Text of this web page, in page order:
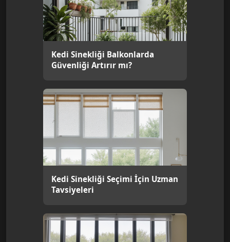
Kedi Sinekliği Balkonlarda
Güvenliği Artırır mı?
Kedi Sinekliği Seçimi İçin Uzman
Tavsiyeleri